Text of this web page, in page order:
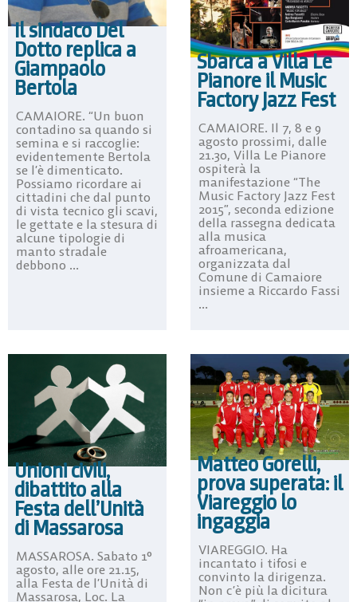
Il sindaco Del
Dotto replica a
Giampaolo
Bertola
CAMAIORE. “Un buon
contadino sa quando si
semina e si raccoglie:
evidentemente Bertola
se l’è dimenticato.
Possiamo ricordare ai
cittadini che dal punto
di vista tecnico gli scavi,
le gettate e la stesura di
alcune tipologie di
manto stradale
debbono ...
Sbarca a Villa Le
Pianore il Music
Factory Jazz Fest
CAMAIORE. Il 7, 8 e 9
agosto prossimi, dalle
21.30, Villa Le Pianore
ospiterà la
manifestazione “The
Music Factory Jazz Fest
2015”, seconda edizione
della rassegna dedicata
alla musica
afroamericana,
organizzata dal
Comune di Camaiore
insieme a Riccardo Fassi
...
Unioni civili,
dibattito alla
Festa dell’Unità
di Massarosa
MASSAROSA. Sabato 1°
agosto, alle ore 21.15,
alla Festa de l’Unità di
Massarosa, Loc. La
Matteo Gorelli,
prova superata: il
Viareggio lo
ingaggia
VIAREGGIO. Ha
incantato i tifosi e
convinto la dirigenza.
Non c’è più la dicitura